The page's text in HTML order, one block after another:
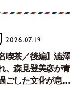
2026.07.19
喫茶／後編】澁澤
、森見登美彦が青
ごした文化が息づ